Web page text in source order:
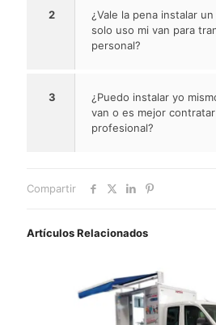
2
¿Vale la pena instalar
solo uso mi van para
personal?
3
¿Puedo instalar yo
van o es mejor
profesional?
Compartir
Artículos Relacionados